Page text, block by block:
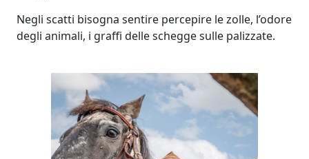
Negli scatti bisogna sentire percepire le zolle, l’odore
degli animali, i graffi delle schegge sulle palizzate.